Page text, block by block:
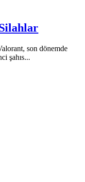
son dönemde
şahıs...